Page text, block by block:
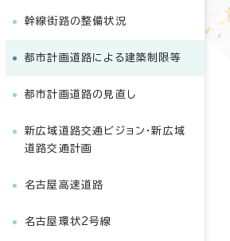
幹線街路の整備状況
都市計画道路による建築制限等
都市計画道路の見直し
新広域道路交通ビジョン・新広域
道路交通計画
名古屋高速道路
名古屋環状2号線